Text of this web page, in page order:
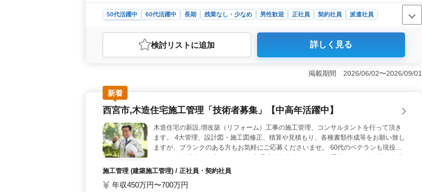
50代活躍中 60代活躍中 長期 残業なし・少なめ 男性歓迎 正社員 契約社員
派遣社員
おすすめポイント
＜幅広い車種の整備経験を活かせる業務内容＞ 国産車から輸入車まで幅広い車両の車検やオイ
の経験や技術を発揮できる環境です。 ＜資格と経験を活かして活躍できる職場＞ 3級自動
知識や技術を活かしながら働けます。 ＜福利厚生が整った環境＞ 交通費支給制度があり、
通勤時の負担を軽減できます。賞与支給実績や各種社会保険もあり、安心して勤務できる環境で
す。
検討リスト に追加 詳しく見る
掲載期間 2026/06/02〜2026/09/01
新着
西宮市,木造住宅施工管理「技術者募集」【中高年活躍中】
木造住宅の新設,増改築（リフォーム）工事の施工管理、コンサルタントを行って頂き
ます。 4大管理、設計図・施工図修正、積算や見積もり、各種書類作成等をお願い致し
ますが、ブランクのある方もお気軽にご応募くださいませ。 60代のベテランも現役で
有り。 ・土曜日隔週、日曜日、祝日、年末年始、夏季、GW等休日 ・建築施工管理技
施工管理 (建築施工管理) / 正社員・契約社員
年収450万円〜700万円